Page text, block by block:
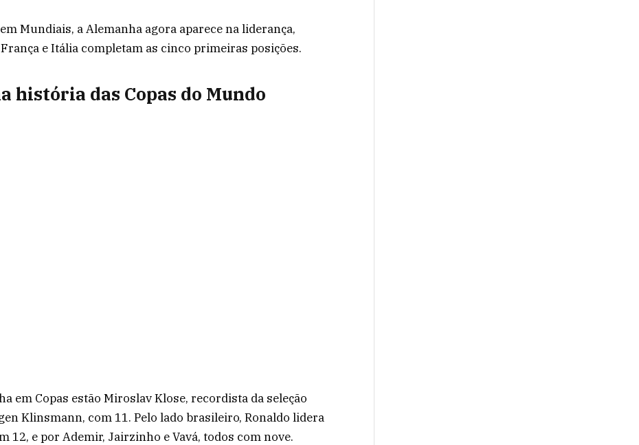
Mundiais, a Alemanha agora aparece na liderança,
e Itália completam as cinco primeiras posições.
história das Copas do Mundo
em Copas estão Miroslav Klose, recordista da seleção
Klinsmann, com 11. Pelo lado brasileiro, Ronaldo lidera
12, e por Ademir, Jairzinho e Vavá, todos com nove.